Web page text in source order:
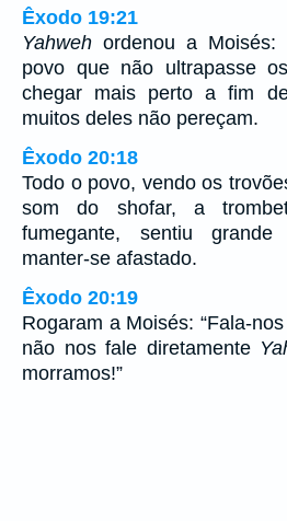
Êxodo 19:21
Yahweh ordenou a Moisés:
povo que não ultrapasse
chegar mais perto a fim
muitos deles não pereçam.
Êxodo 20:18
Todo o povo, vendo os
som do shofar, a
fumegante, sentiu
manter-se afastado.
Êxodo 20:19
Rogaram a Moisés: “Fala-
não nos fale diretamente
morramos!”